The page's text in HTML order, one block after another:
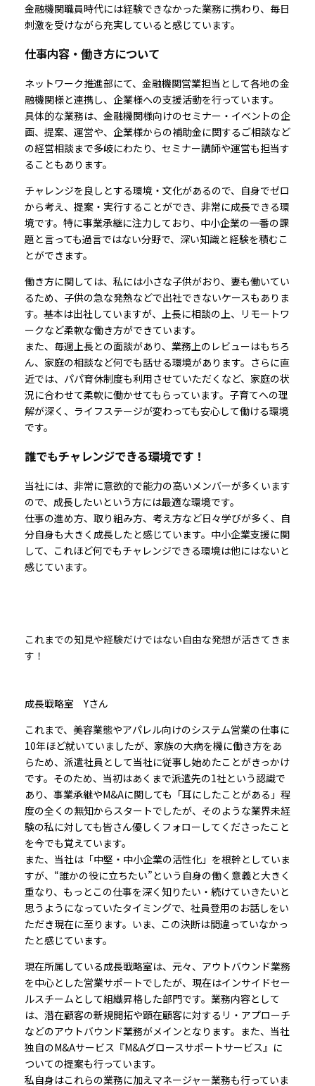
金融機関職員時代には経験できなかった業務に携わり、毎日
刺激を受けながら充実していると感じています。
仕事内容・働き方について
ネットワーク推進部にて、金融機関営業担当として各地の金
融機関様と連携し、企業様への支援活動を行っています。
具体的な業務は、金融機関様向けのセミナー・イベントの企
画、提案、運営や、企業様からの補助金に関するご相談など
の経営相談まで多岐にわたり、セミナー講師や運営も担当す
ることもあります。
チャレンジを良しとする環境・文化があるので、自身でゼロ
から考え、提案・実行することができ、非常に成長できる環
境です。特に事業承継に注力しており、中小企業の一番の課
題と言っても過言ではない分野で、深い知識と経験を積むこ
とができます。
働き方に関しては、私には小さな子供がおり、妻も働いてい
るため、子供の急な発熱などで出社できないケースもありま
す。基本は出社していますが、上長に相談の上、リモートワ
ークなど柔軟な働き方ができています。
また、毎週上長との面談があり、業務上のレビューはもちろ
ん、家庭の相談など何でも話せる環境があります。さらに直
近では、パパ育休制度も利用させていただくなど、家庭の状
況に合わせて柔軟に働かせてもらっています。子育てへの理
解が深く、ライフステージが変わっても安心して働ける環境
です。
誰でもチャレンジできる環境です！
当社には、非常に意欲的で能力の高いメンバーが多くいます
ので、成長したいという方には最適な環境です。
仕事の進め方、取り組み方、考え方など日々学びが多く、自
分自身も大きく成長したと感じています。中小企業支援に関
して、これほど何でもチャレンジできる環境は他にはないと
感じています。
これまでの知見や経験だけではない自由な発想が活きてきま
す！
成長戦略室 Yさん
これまで、美容業態やアパレル向けのシステム営業の仕事に
10年ほど就いていましたが、家族の大病を機に働き方をあ
らため、派遣社員として当社に従事し始めたことがきっかけ
です。そのため、当初はあくまで派遣先の1社という認識で
あり、事業承継やM&Aに関しても「耳にしたことがある」程
度の全くの無知からスタートでしたが、そのような業界未経
験の私に対しても皆さん優しくフォローしてくださったこと
を今でも覚えています。
また、当社は「中堅・中小企業の活性化」を根幹としていま
すが、“誰かの役に立ちたい”という自身の働く意義と大きく
重なり、もっとこの仕事を深く知りたい・続けていきたいと
思うようになっていたタイミングで、社員登用のお話しをい
ただき現在に至ります。いま、この決断は間違っていなかっ
たと感じています。
現在所属している成長戦略室は、元々、アウトバウンド業務
を中心とした営業サポートでしたが、現在はインサイドセー
ルスチームとして組織昇格した部門です。業務内容として
は、潜在顧客の新規開拓や顕在顧客に対するリ・アプローチ
などのアウトバウンド業務がメインとなります。また、当社
独自のM&Aサービス『M&Aグロースサポートサービス』に
ついての提案も行っています。
私自身はこれらの業務に加えマネージャー業務も行っていま